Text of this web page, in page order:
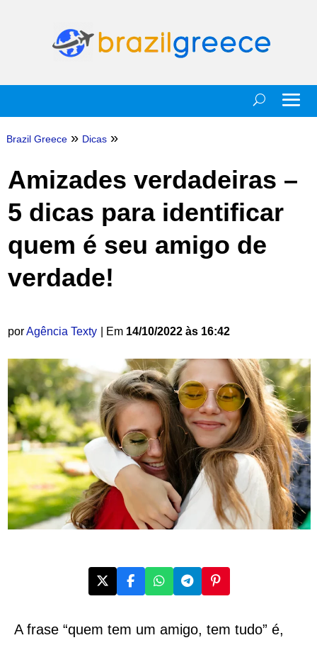
Brazil Greece » Dicas »
Amizades verdadeiras –
5 dicas para identificar
quem é seu amigo de
verdade!
porAgência Texty | Em 14/10/2022 às 16:42
A frase “quem tem um amigo, tem tudo” é,